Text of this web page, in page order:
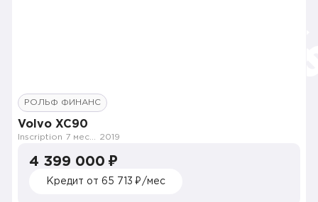
РОЛЬФ ФИНАНС
Volvo XC90
2019
4 399 000 ₽
Кредит от 65 713 ₽/мес